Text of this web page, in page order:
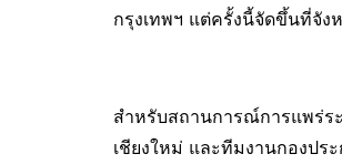
กรุงเทพฯ แต่ครั้งนี้จัดขึ้นที่จั
สำหรับสถานการณ์การแพร่ร
เชียงใหม่ และทีมงานกองปร